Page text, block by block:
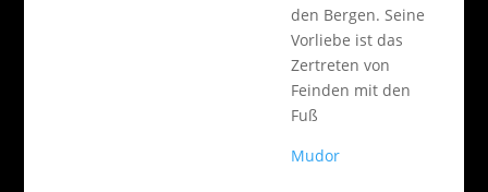
den Bergen. Seine
Vorliebe ist das
Zertreten von
Feinden mit den
Fuß
Mudor